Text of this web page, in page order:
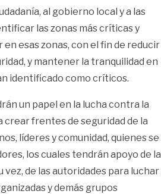
al gobierno local y a las
las zonas más críticas y
esas zonas, con el fin de reducir
y mantener la tranquilidad en
identificado como críticos.
un papel en la lucha contra la
crear frentes de seguridad de la
líderes y comunidad, quienes se
los cuales tendrán apoyo de la
vez, de las autoridades para luchar
y demás grupos